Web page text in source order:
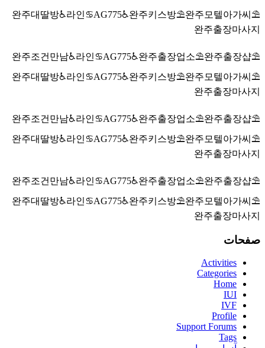
완주대딸방♿라인♋AG775♿완주키스방⛱️완주모텔아가씨⛱️
완주출장마사지
완주조건만남♿라인♋AG775♿완주출장업소⛱️완주출장샵⛱️
완주대딸방♿라인♋AG775♿완주키스방⛱️완주모텔아가씨⛱️
완주출장마사지
완주조건만남♿라인♋AG775♿완주출장업소⛱️완주출장샵⛱️
완주대딸방♿라인♋AG775♿완주키스방⛱️완주모텔아가씨⛱️
완주출장마사지
완주조건만남♿라인♋AG775♿완주출장업소⛱️완주출장샵⛱️
완주대딸방♿라인♋AG775♿완주키스방⛱️완주모텔아가씨⛱️
완주출장마사지
صفحات
Activities
Categories
Home
IUI
IVF
Profile
Support Forums
Tags